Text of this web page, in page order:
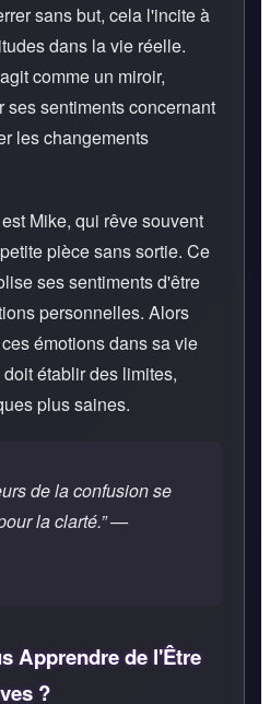
sans but, cela l'incite à
dans la vie réelle.
comme un miroir,
ses sentiments concernant
les changements
Mike, qui rêve souvent
pièce sans sortie. Ce
ses sentiments d'être
personnelles. Alors
émotions dans sa vie
établir des limites,
plus saines.
de la confusion se
la clarté.” —
Apprendre de l'Être
?